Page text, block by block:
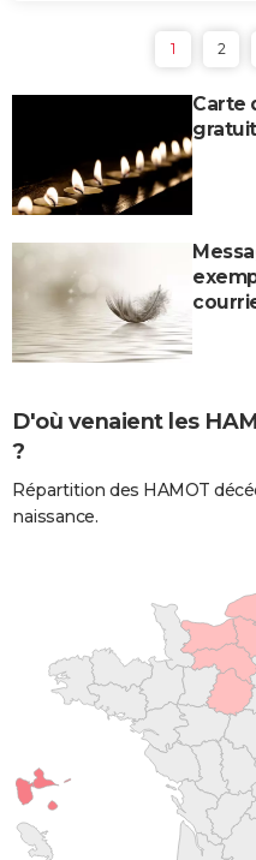
1 2
Carte
D'où venaient les
?
Répartition des HAMOT
naissance.